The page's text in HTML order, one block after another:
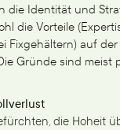
die Identität und
die Vorteile
Fixgehältern) auf
Gründe sind meist
die Hoheit